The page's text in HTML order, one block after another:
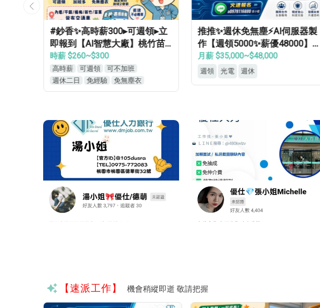
#鈔香✨高時薪300▸可週領▸立
即報到【AI智慧大廠】桃竹苗
專車免費接送▸轉正福利優▸免
經驗高錄取
時薪 $260~$300
高時薪 可週領
可不加班
週休二日
免經驗 免無塵衣
推推✨週休免無塵⚡AI伺服器製
作【週領5000✨薪優48000】
免學經歷✔免健檢✔免輪班✔
月薪 $35,000~$48,000
週領 光電 週休
【速派工作】 機會稍縱即逝 敬請把握